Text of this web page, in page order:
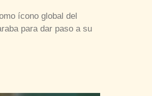
ícono global del
para dar paso a su